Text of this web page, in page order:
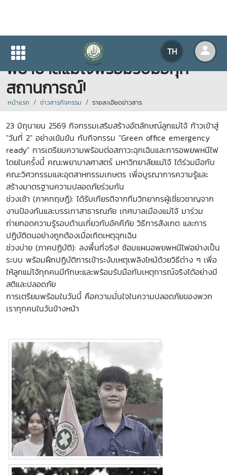
TH
มุ่งสู่ Green Office ที่ปลอดภัย...
พยาบาลแม่โจ้พร้อมรับมือทุก
สถานการณ์!
หน้าแรก ข่าวสารกิจกรรม รายละเอียดข่าวสาร
23 มิถุนายน 2569 กิจกรรมเสริมสร้างอัตลักษณ์ลูกแม่โจ้ ก้าวเข้าสู่
"วันที่ 2" อย่างเข้มข้น กับกิจกรรม "Green office emergency
ready" การเตรียมความพร้อมต่อสภาวะฉุกเฉินและการอพยพหนีไฟ
โดยในครั้งนี้ คณะพยาบาลศาสตร์ มหาวิทยาลัยแม่โจ้ ได้ร่วมมือกับ
คณะวิศวกรรมและอุตสาหกรรมเกษตร เพื่อบูรณาการความรู้และ
สร้างมาตรฐานความปลอดภัยร่วมกัน
ช่วงเช้า (ภาคทฤษฎี): ได้รับเกียรติจากทีมวิทยากรผู้เชี่ยวชาญจาก
งานป้องกันและบรรเทาสาธารณภัย เทศบาลเมืองแม่โจ้ มาร่วม
ถ่ายทอดความรู้รอบด้านเกี่ยวกับอัคคีภัย วิธีการสังเกต และการ
ปฏิบัติตนอย่างถูกต้องเมื่อเกิดเหตุฉุกเฉิน
ช่วงบ่าย (ภาคปฏิบัติ): ลงพื้นที่จริง! ซ้อมแผนอพยพหนีไฟอย่างเป็น
ระบบ พร้อมฝึกปฏิบัติการเข้าระงับเหตุเพลิงไหม้ด้วยวิธีต่าง ๆ เพื่อ
ให้ลูกแม่โจ้ทุกคนมีทักษะและพร้อมรับมือกับเหตุการณ์จริงได้อย่างมี
สติและปลอดภัย
การเตรียมพร้อมในวันนี้ คือความมั่นใจในความปลอดภัยของพวก
เราทุกคนในวันข้างหน้า